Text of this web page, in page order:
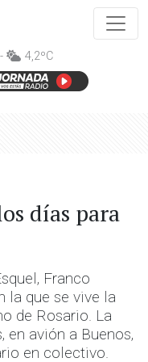
4,2ºC
días para
Franco
la que se vive la
de Rosario. La
en avión a Buenos,
en colectivo.